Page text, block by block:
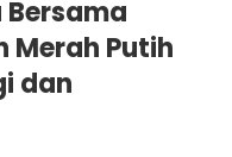
Putih
dan